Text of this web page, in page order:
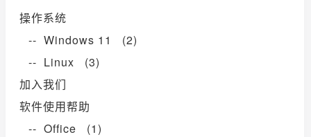
操作系统
-- Windows 11 (2)
-- Linux (3)
加入我们
软件使用帮助
-- Office (1)